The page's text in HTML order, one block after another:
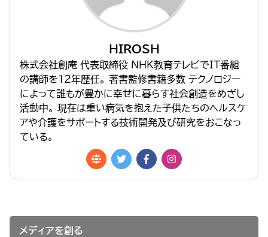
HIROSH
株式会社創庵 代表取締役 NHK教育テレビでIT番組
の講師を１２年歴任。 著書監修書籍多数 テクノロジー
によって誰もが豊かに幸せに暮らす社会創造をめざし
活動中。 現在は重い病気を抱えた子供たちのヘルスケ
アや介護をサポートする技術開発及び研究をおこなっ
ている。
メディアを創る